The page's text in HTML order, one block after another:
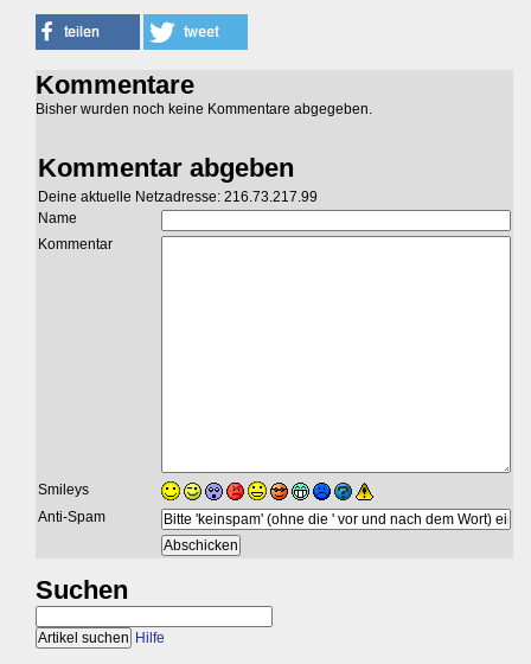
Kommentare
Bisher wurden noch keine Kommentare abgegeben.
Kommentar abgeben
Deine aktuelle Netzadresse: 216.73.217.99
Name
Kommentar
Smileys
Anti-Spam
Suchen
Hilfe